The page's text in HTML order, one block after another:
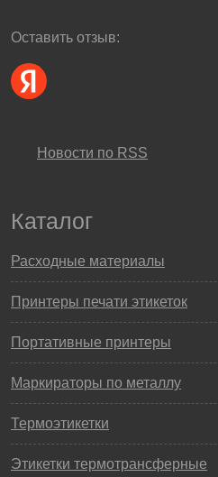
Оставить отзыв:
Новости по RSS
Каталог
Расходные материалы
Принтеры печати этикеток
Портативные принтеры
Маркираторы по металлу
Термоэтикетки
Этикетки термотрансферные